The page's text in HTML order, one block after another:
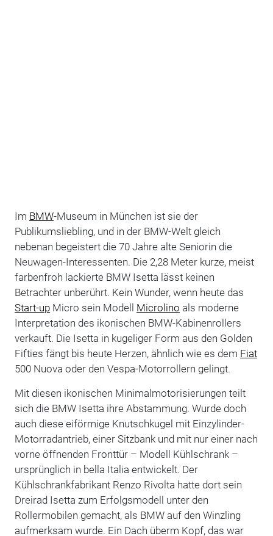
Im BMW-Museum in München ist sie der
Publikumsliebling, und in der BMW-Welt gleich
nebenan begeistert die 70 Jahre alte Seniorin die
Neuwagen-Interessenten. Die 2,28 Meter kurze, meist
farbenfroh lackierte BMW Isetta lässt keinen
Betrachter unberührt. Kein Wunder, wenn heute das
Start-upMicro sein Modell Microlino als moderne
Interpretation des ikonischen BMW-Kabinenrollers
verkauft. Die Isetta in kugeliger Form aus den Golden
Fifties fängt bis heute Herzen, ähnlich wie es dem Fiat
500 Nuova oder den Vespa-Motorrollern gelingt.
Mit diesen ikonischen Minimalmotorisierungen teilt
sich die BMW Isetta ihre Abstammung. Wurde doch
auch diese eiförmige Knutschkugel mit Einzylinder-
Motorradantrieb, einer Sitzbank und mit nur einer nach
vorne öffnenden Fronttür – Modell Kühlschrank –
ursprünglich in bella Italia entwickelt. Der
Kühlschrankfabrikant Renzo Rivolta hatte dort sein
Dreirad Isetta zum Erfolgsmodell unter den
Rollermobilen gemacht, als BMW auf den Winzling
aufmerksam wurde. Ein Dach überm Kopf, das war